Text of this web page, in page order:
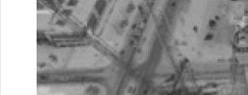
оружия
2 минуты
Пять